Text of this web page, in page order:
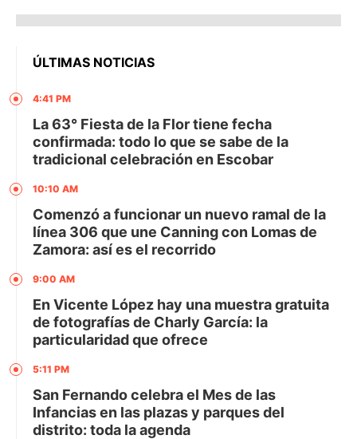
ÚLTIMAS NOTICIAS
4:41 PM
La 63° Fiesta de la Flor tiene fecha
confirmada: todo lo que se sabe de la
tradicional celebración en Escobar
10:10 AM
Comenzó a funcionar un nuevo ramal de la
línea 306 que une Canning con Lomas de
Zamora: así es el recorrido
9:00 AM
En Vicente López hay una muestra gratuita
de fotografías de Charly García: la
particularidad que ofrece
5:11 PM
San Fernando celebra el Mes de las
Infancias en las plazas y parques del
distrito: toda la agenda